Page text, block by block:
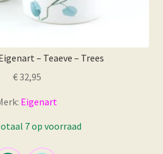
– Teaeve – Trees
€32,95
Eigenart
7 op voorraad